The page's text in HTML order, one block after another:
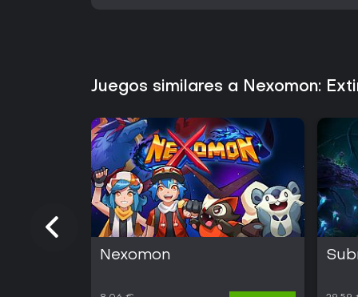
Juegos similares a Nexomon:
Nexomon